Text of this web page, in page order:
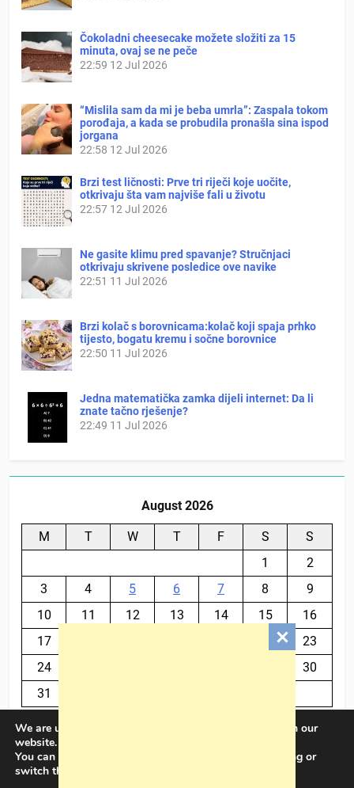
Čokoladni cheesecake možete složiti za 15
minuta, ovaj se ne peče
22:59 12 Jul 2026
“Mislila sam da mi je beba umrla”: Zaspala tokom
porođaja, a kada se probudila pronašla sina ispod
jorgana
22:58 12 Jul 2026
Brzi test ličnosti: Prve tri riječi koje uočite,
otkrivaju šta vam najviše fali u životu
22:57 12 Jul 2026
Ne gasite klimu pred spavanje? Stručnjaci
otkrivaju skrivene posledice ove navike
22:51 11 Jul 2026
Brzi kolač s borovnicama:kolač koji spaja prhko
tijesto, bogatu kremu i sočne borovnice
22:50 11 Jul 2026
Jedna matematička zamka dijeli internet: Da li
znate tačno rješenje?
22:49 11 Jul 2026
August 2026
M T W T F S
S
1
2
3
4 5 6 7 8
9
10
11 12 13 14 15
16
17
23
24
30
31
We are using cookies to give you the best experience on our
website.
You can find out more about which cookies we are using or
switch them off in